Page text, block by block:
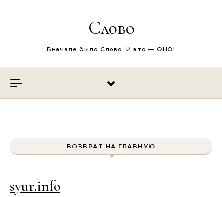
Слово
Вначале было Слово. И это — ОНО!
ВОЗВРАТ НА ГЛАВНУЮ
syur.info